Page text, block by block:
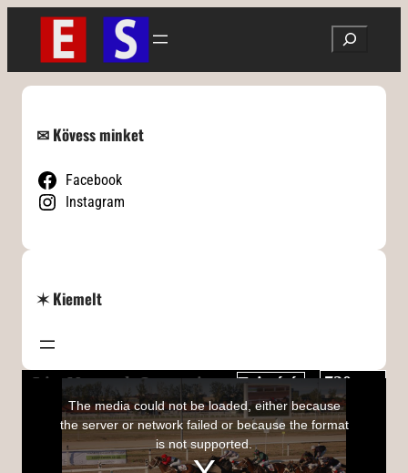
Ugrás
tartalomhoz
Search
✉ Kövess minket
Facebook
Instagram
✶ Kiemelt